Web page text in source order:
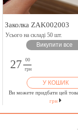
Заколка ZAK002003
Усього на складі 50 шт.
Викупити все
27
00
грн
У КОШИК
Ви можете придбати цей
грн